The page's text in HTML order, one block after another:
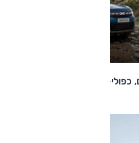
כפולי-הנעה עם תיבה אוטומטית